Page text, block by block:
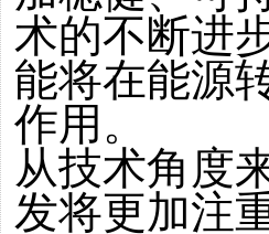
术的不断进
能将在能源
作用。
从技术角度
发将更加注